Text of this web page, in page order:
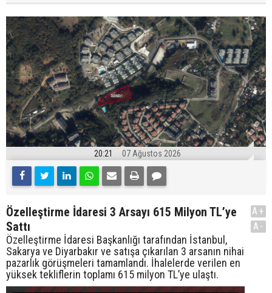
20:21 07 Ağustos 2026
Özelleştirme İdaresi 3 Arsayı 615 Milyon TL’ye
Sattı
Özelleştirme İdaresi Başkanlığı tarafından İstanbul,
Sakarya ve Diyarbakır ve satışa çıkarılan 3 arsanın nihai
pazarlık görüşmeleri tamamlandı. İhalelerde verilen en
yüksek tekliflerin toplamı 615 milyon TL’ye ulaştı.
A+
A-